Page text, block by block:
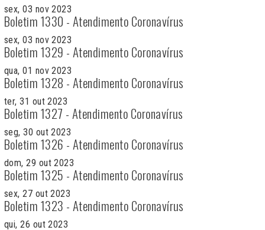
sex, 03 nov 2023
Boletim 1330 - Atendimento Coronavírus
sex, 03 nov 2023
Boletim 1329 - Atendimento Coronavírus
qua, 01 nov 2023
Boletim 1328 - Atendimento Coronavírus
ter, 31 out 2023
Boletim 1327 - Atendimento Coronavírus
seg, 30 out 2023
Boletim 1326 - Atendimento Coronavírus
dom, 29 out 2023
Boletim 1325 - Atendimento Coronavírus
sex, 27 out 2023
Boletim 1323 - Atendimento Coronavírus
qui, 26 out 2023